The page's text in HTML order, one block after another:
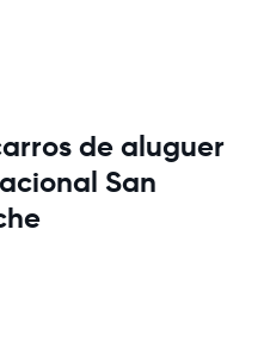
de aluguer
San